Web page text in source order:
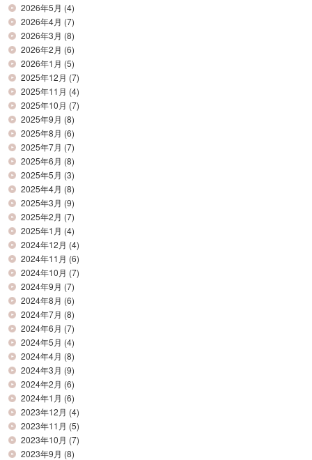
2026年5月 (4)
2026年4月 (7)
2026年3月 (8)
2026年2月 (6)
2026年1月 (5)
2025年12月 (7)
2025年11月 (4)
2025年10月 (7)
2025年9月 (8)
2025年8月 (6)
2025年7月 (7)
2025年6月 (8)
2025年5月 (3)
2025年4月 (8)
2025年3月 (9)
2025年2月 (7)
2025年1月 (4)
2024年12月 (4)
2024年11月 (6)
2024年10月 (7)
2024年9月 (7)
2024年8月 (6)
2024年7月 (8)
2024年6月 (7)
2024年5月 (4)
2024年4月 (8)
2024年3月 (9)
2024年2月 (6)
2024年1月 (6)
2023年12月 (4)
2023年11月 (5)
2023年10月 (7)
2023年9月 (8)